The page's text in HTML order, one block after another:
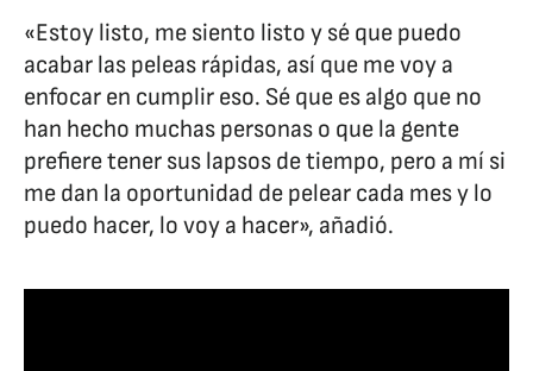
«Estoy listo, me siento listo y sé que puedo
acabar las peleas rápidas, así que me voy a
enfocar en cumplir eso. Sé que es algo que no
han hecho muchas personas o que la gente
prefiere tener sus lapsos de tiempo, pero a mí si
me dan la oportunidad de pelear cada mes y lo
puedo hacer, lo voy a hacer», añadió.